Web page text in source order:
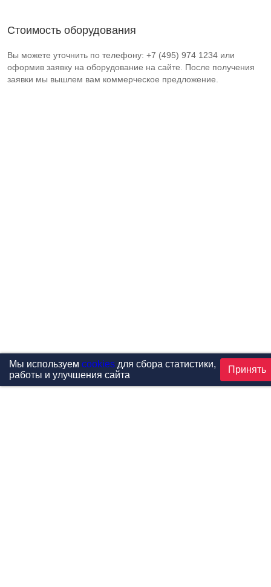
Стоимость оборудования
Вы можете уточнить по телефону: +7 (495) 974 1234 или
оформив заявку на оборудование на сайте. После получения
заявки мы вышлем вам коммерческое предложение.
Мы используем cookiesдля сбора статистики,
работы и улучшения сайта
Принять